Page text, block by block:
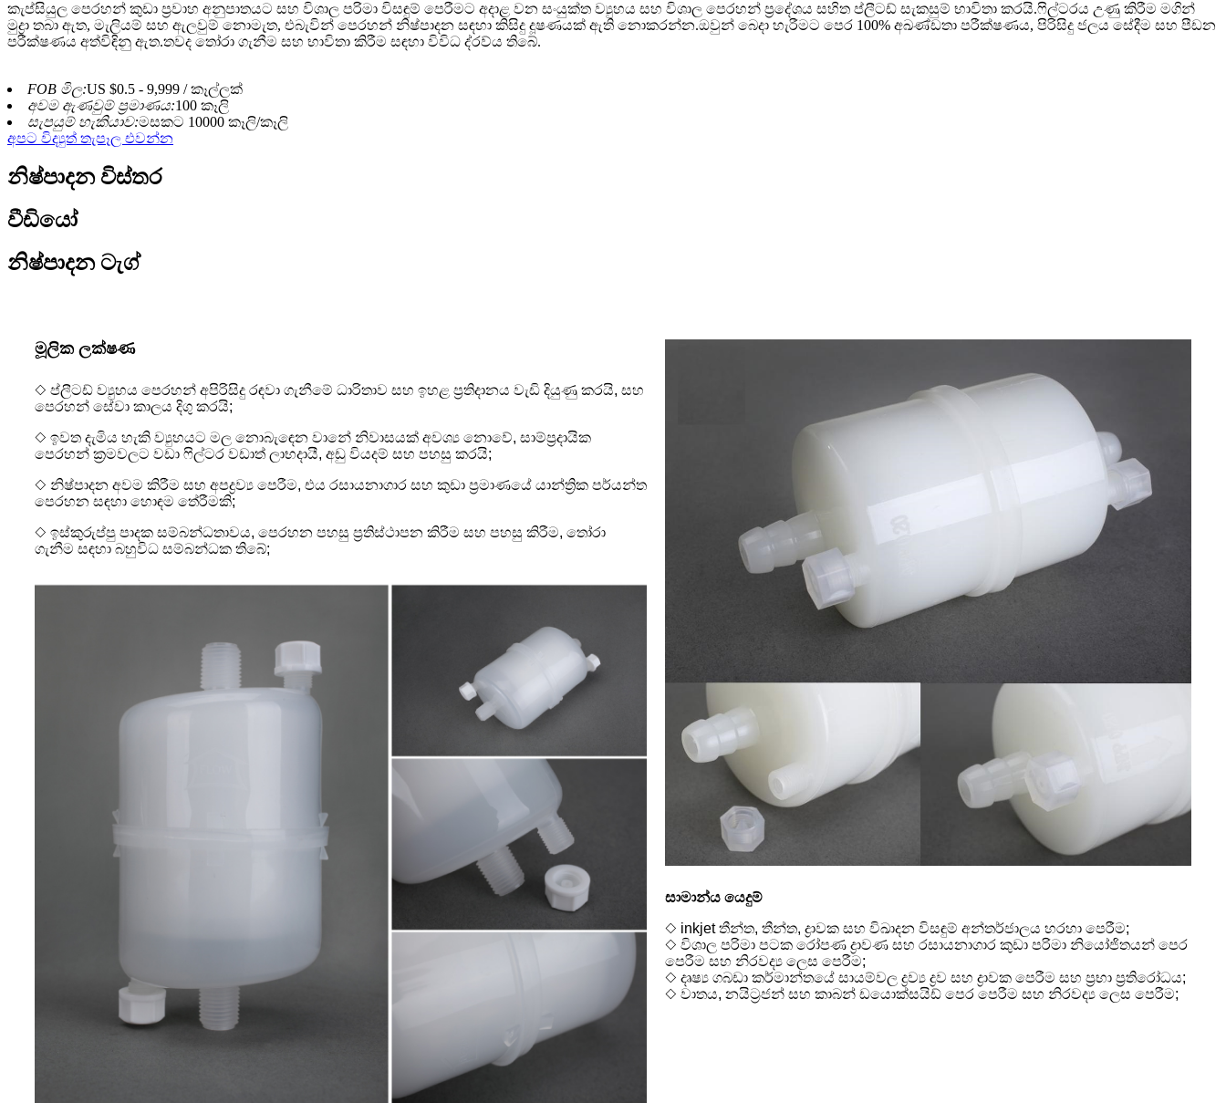
කැප්සියුල පෙරහන් කුඩා ප්‍රවාහ අනුපාතයට සහ විශාල පරිමා විසඳුම් පෙරීමට අදාළ වන සංයුක්ත ව්‍යුහය සහ විශාල පෙරහන් ප්‍රදේශය සහිත ප්ලීටඩ් සැකසුම් භාවිතා කරයි.ෆිල්ටරය උණු කිරීම මගින්
මුද්‍රා තබා ඇත, මැලියම් සහ ඇලවුම් නොමැත, එබැවින් පෙරහන් නිෂ්පාදන සඳහා කිසිදු දූෂණයක් ඇති නොකරන්න.ඔවුන් බෙදා හැරීමට පෙර 100% අඛණ්ඩතා පරීක්ෂණය, පිරිසිදු ජලය සේදීම සහ පීඩන
පරීක්ෂණය අත්විඳිනු ඇත.තවද තෝරා ගැනීම සහ භාවිතා කිරීම සඳහා විවිධ ද්රව්ය තිබේ.
FOB මිල:US $0.5 - 9,999 / කෑල්ලක්
අවම ඇණවුම් ප්‍රමාණය:100 කෑලි
සැපයුම් හැකියාව:මසකට 10000 කෑලි/කෑලි
අපට විද්‍යුත් තැපෑල එවන්න
නිෂ්පාදන විස්තර
වීඩියෝ
නිෂ්පාදන ටැග්
මූලික ලක්ෂණ
◇ ප්ලීටඩ් ව්‍යුහය පෙරහන් අපිරිසිදු රඳවා ගැනීමේ ධාරිතාව සහ ඉහළ ප්‍රතිදානය වැඩි දියුණු කරයි, සහ
පෙරහන් සේවා කාලය දිගු කරයි;
◇ ඉවත දැමිය හැකි ව්‍යුහයට මල නොබැඳෙන වානේ නිවාසයක් අවශ්‍ය නොවේ, සාම්ප්‍රදායික
පෙරහන් ක්‍රමවලට වඩා ෆිල්ටර වඩාත් ලාභදායී, අඩු වියදම් සහ පහසු කරයි;
◇ නිෂ්පාදන අවම කිරීම සහ අපද්‍රව්‍ය පෙරීම, එය රසායනාගාර සහ කුඩා ප්‍රමාණයේ යාන්ත්‍රික පර්යන්ත
පෙරහන සඳහා හොඳම තේරීමකි;
◇ ඉස්කුරුප්පු පාදක සම්බන්ධතාවය, පෙරහන පහසු ප්‍රතිස්ථාපන කිරීම සහ පහසු කිරීම, තෝරා
ගැනීම සඳහා බහුවිධ සම්බන්ධක තිබේ;
සාමාන්ය යෙදුම්
◇ inkjet තීන්ත, තීන්ත, ද්‍රාවක සහ විඛාදන විසඳුම් අන්තර්ජාලය හරහා පෙරීම;
◇ විශාල පරිමා පටක රෝපණ ද්‍රාවණ සහ රසායනාගාර කුඩා පරිමා නියෝජිතයන් පෙර
පෙරීම සහ නිරවද්‍ය ලෙස පෙරීම;
◇ දෘෂ්‍ය ගබඩා කර්මාන්තයේ සායම්වල ද්‍රව්‍ය ද්‍රව සහ ද්‍රාවක පෙරීම සහ ප්‍රභා ප්‍රතිරෝධය;
◇ වාතය, නයිට්‍රජන් සහ කාබන් ඩයොක්සයිඩ් පෙර පෙරීම සහ නිරවද්‍ය ලෙස පෙරීම;